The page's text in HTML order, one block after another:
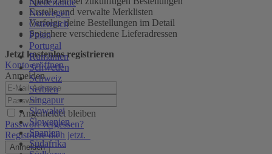
Niederlande
Norwegen
Österreich
Polen
Portugal
Rumänien
Schweden
Schweiz
Serbien
Singapur
Slowakei
Slowenien
Spanien
Südafrika
Erstelle und verwalte Merklisten
Verfolge deine Bestellungen im Detail
Speichere verschiedene Lieferadressen
Jetzt kostenlos registrieren
Konto eröffnen
Anmelden
Angemeldet bleiben
Passwort vergessen?
Registriere dich jetzt.
Anmelden